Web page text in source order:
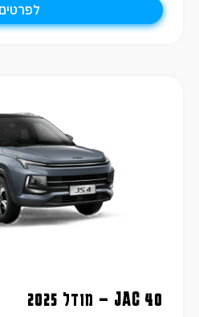
לפרטים
JAC 40 – מודל 2025